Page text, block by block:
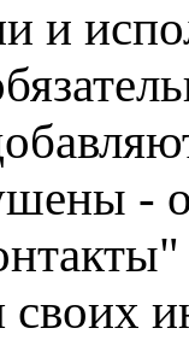
и
-